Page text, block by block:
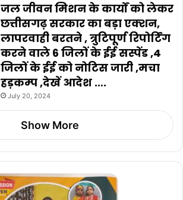
जल जीवन मिशन के कार्यों को लेकर
छत्तीसगढ़ सरकार का बड़ा एक्शन,
लापरवाही बरतने , त्रुटिपूर्ण रिपोर्टिंग
करने वाले 6 जिलों के ईई सस्पेंड ,4
जिलों के ईई को नोटिस जारी ,मचा
हड़कम्प ,देखें आदेश ….
July 20, 2024
Show More